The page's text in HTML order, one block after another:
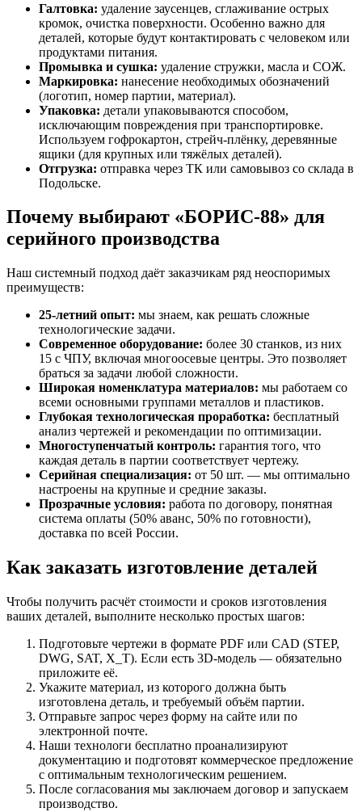
Галтовка: удаление заусенцев, сглаживание острых
кромок, очистка поверхности. Особенно важно для
деталей, которые будут контактировать с человеком или
продуктами питания.
Промывка и сушка: удаление стружки, масла и СОЖ.
Маркировка: нанесение необходимых обозначений
(логотип, номер партии, материал).
Упаковка: детали упаковываются способом,
исключающим повреждения при транспортировке.
Используем гофрокартон, стрейч-плёнку, деревянные
ящики (для крупных или тяжёлых деталей).
Отгрузка: отправка через ТК или самовывоз со склада в
Подольске.
Почему выбирают «БОРИС-88» для
серийного производства
Наш системный подход даёт заказчикам ряд неоспоримых
преимуществ:
25-летний опыт: мы знаем, как решать сложные
технологические задачи.
Современное оборудование: более 30 станков, из них
15 с ЧПУ, включая многоосевые центры. Это позволяет
браться за задачи любой сложности.
Широкая номенклатура материалов: мы работаем со
всеми основными группами металлов и пластиков.
Глубокая технологическая проработка: бесплатный
анализ чертежей и рекомендации по оптимизации.
Многоступенчатый контроль: гарантия того, что
каждая деталь в партии соответствует чертежу.
Серийная специализация: от 50 шт. — мы оптимально
настроены на крупные и средние заказы.
Прозрачные условия: работа по договору, понятная
система оплаты (50% аванс, 50% по готовности),
доставка по всей России.
Как заказать изготовление деталей
Чтобы получить расчёт стоимости и сроков изготовления
ваших деталей, выполните несколько простых шагов:
Подготовьте чертежи в формате PDF или CAD (STEP,
DWG, SAT, X_T). Если есть 3D-модель — обязательно
приложите её.
Укажите материал, из которого должна быть
изготовлена деталь, и требуемый объём партии.
Отправьте запрос через форму на сайте или по
электронной почте.
Наши технологи бесплатно проанализируют
документацию и подготовят коммерческое предложение
с оптимальным технологическим решением.
После согласования мы заключаем договор и запускаем
производство.